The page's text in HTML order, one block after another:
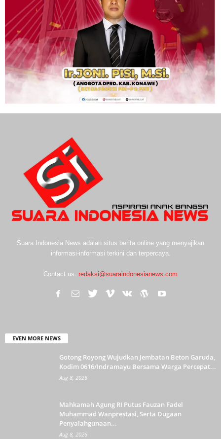
Suara Indonesia News adalah situs berita online yang menyajikan
informasi-informasi terkini dan terpercaya.
Contact us: redaksi@suaraindonesianews.com
EVEN MORE NEWS
Gotong Royong Wujudkan Jembatan Beton Garuda,
Kodim 0616/Indramayu Bersama Warga Percepat...
Aug 8, 2026
Mahkamah Agung RI Putus Fauzan Fadel
Muhammad Wanprestasi, Serta Dugaan
Penyalahgunaan...
Aug 8, 2026